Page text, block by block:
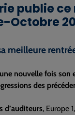
publie
Octobre
meilleure
nouvelle fois
des
d’auditeurs, Europe